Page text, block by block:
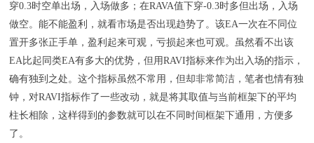
穿0.3时空单出场，入场做多；在RAVA值下穿-0.3时多但出场，入场
做空。能不能盈利，就看市场是否出现趋势了。该EA一次在不同位
置开多张正手单，盈利起来可观，亏损起来也可观。虽然看不出该
EA比起同类EA有多大的优势，但用RAVI指标来作为出入场的指示，
确有独到之处。这个指标虽然不常用，但却非常简洁，笔者也情有独
钟，对RAVI指标作了一些改动，就是将其取值与当前框架下的平均
柱长相除，这样得到的参数就可以在不同时间框架下通用，方便多
了。